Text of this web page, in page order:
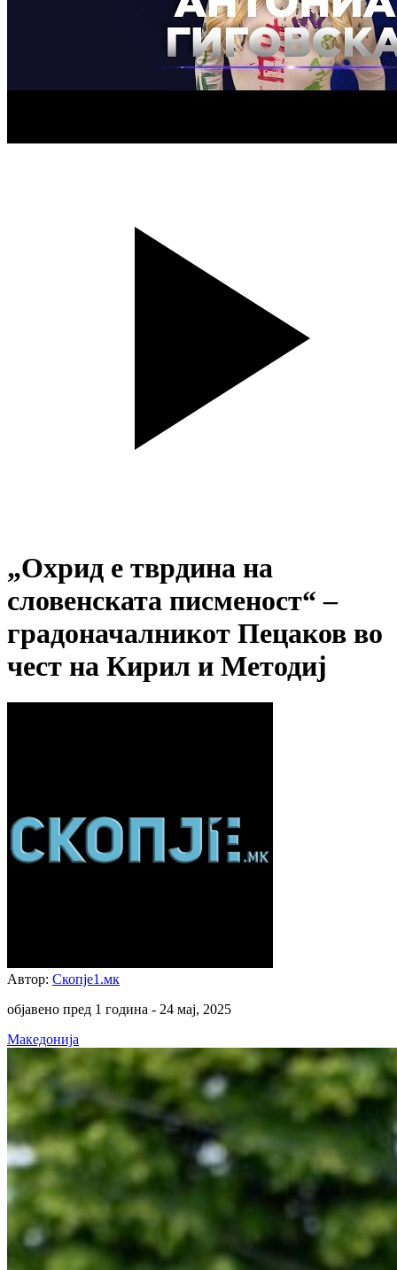
„Охрид е тврдина на
словенската писменост“ –
градоначалникот Пецаков во
чест на Кирил и Методиј
Автор: Скопје1.мк
објавено пред 1 година - 24 мај, 2025
Македонија